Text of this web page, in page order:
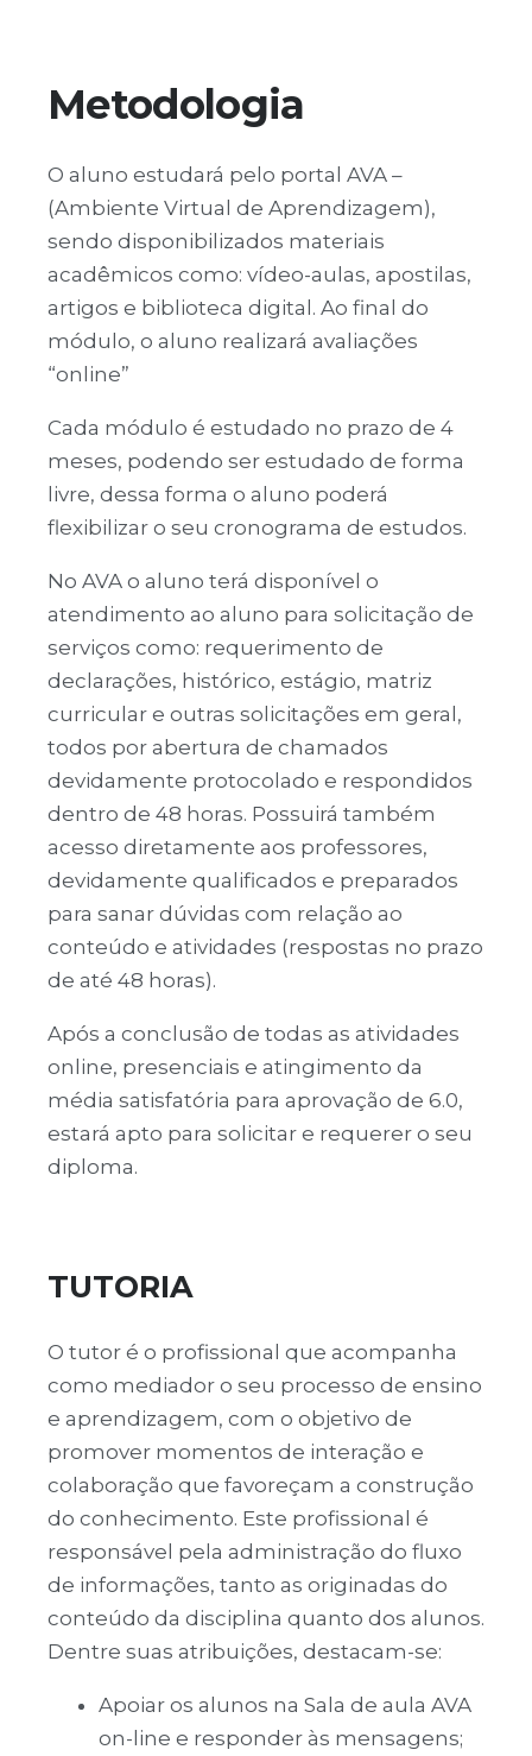
Metodologia
O aluno estudará pelo portal AVA –
(Ambiente Virtual de Aprendizagem),
sendo disponibilizados materiais
acadêmicos como: vídeo-aulas, apostilas,
artigos e biblioteca digital. Ao final do
módulo, o aluno realizará avaliações
“online”
Cada módulo é estudado no prazo de 4
meses, podendo ser estudado de forma
livre, dessa forma o aluno poderá
flexibilizar o seu cronograma de estudos.
No AVA o aluno terá disponível o
atendimento ao aluno para solicitação de
serviços como: requerimento de
declarações, histórico, estágio, matriz
curricular e outras solicitações em geral,
todos por abertura de chamados
devidamente protocolado e respondidos
dentro de 48 horas. Possuirá também
acesso diretamente aos professores,
devidamente qualificados e preparados
para sanar dúvidas com relação ao
conteúdo e atividades (respostas no prazo
de até 48 horas).
Após a conclusão de todas as atividades
online, presenciais e atingimento da
média satisfatória para aprovação de 6.0,
estará apto para solicitar e requerer o seu
diploma.
TUTORIA
O tutor é o profissional que acompanha
como mediador o seu processo de ensino
e aprendizagem, com o objetivo de
promover momentos de interação e
colaboração que favoreçam a construção
do conhecimento. Este profissional é
responsável pela administração do fluxo
de informações, tanto as originadas do
conteúdo da disciplina quanto dos alunos.
Dentre suas atribuições, destacam-se:
Apoiar os alunos na Sala de aula AVA
on-line e responder às mensagens;